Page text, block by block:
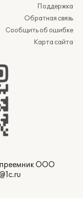
Поддержка
Обратная связь
Сообщить об ошибке
Карта сайта
ООО